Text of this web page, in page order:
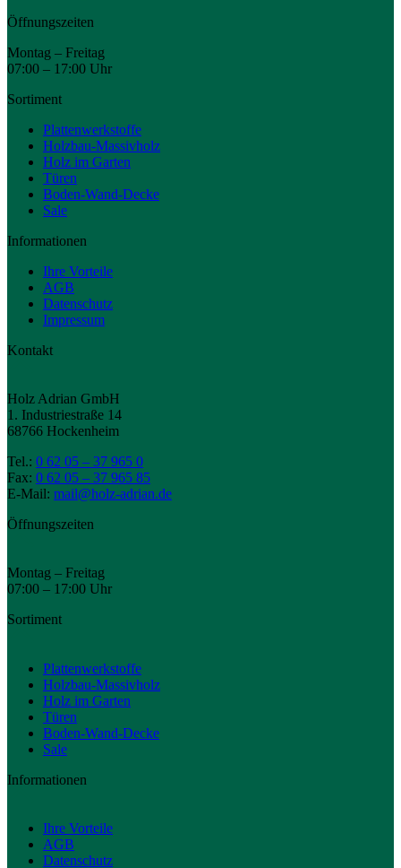
Öffnungszeiten
Montag – Freitag
07:00 – 17:00 Uhr
Sortiment
Plattenwerkstoffe
Holzbau-Massivholz
Holz im Garten
Türen
Boden-Wand-Decke
Sale
Informationen
Ihre Vorteile
AGB
Datenschutz
Impressum
Kontakt
Holz Adrian GmbH
1. Industriestraße 14
68766 Hockenheim
Tel.: 0 62 05 – 37 965 0
Fax: 0 62 05 – 37 965 85
E-Mail: mail@holz-adrian.de
Öffnungszeiten
Montag – Freitag
07:00 – 17:00 Uhr
Sortiment
Plattenwerkstoffe
Holzbau-Massivholz
Holz im Garten
Türen
Boden-Wand-Decke
Sale
Informationen
Ihre Vorteile
AGB
Datenschutz